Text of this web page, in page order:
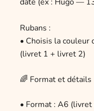
Rubans :
• Choisis la couleur
(livret 1 + livret 2)
🌈 Format et détails
• Format : A6